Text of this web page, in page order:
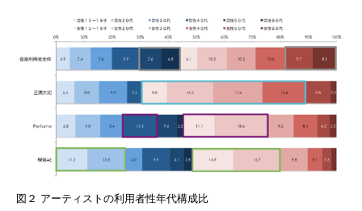
図２ アーティストの利用者性年代構成比